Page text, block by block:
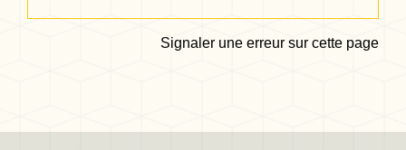
Signaler une erreur sur cette page